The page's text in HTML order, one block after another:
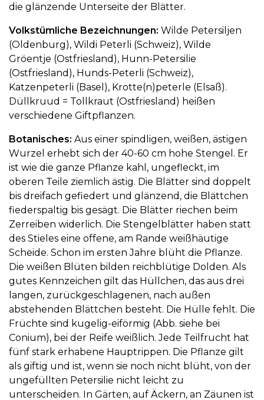
die glänzende Unterseite der Blätter.
Volkstümliche Bezeichnungen: Wilde Petersiljen
(Oldenburg), Wildi Peterli (Schweiz), Wilde
Gröentje (Ostfriesland), Hunn-Petersilie
(Ostfriesland), Hunds-Peterli (Schweiz),
Katzenpeterli (Basel), Krotte(n)peterle (Elsaß).
Düllkruud = Tollkraut (Ostfriesland) heißen
verschiedene Giftpflanzen.
Botanisches: Aus einer spindligen, weißen, ästigen
Wurzel erhebt sich der 40-60 cm hohe Stengel. Er
ist wie die ganze Pflanze kahl, ungefleckt, im
oberen Teile ziemlich ästig. Die Blätter sind doppelt
bis dreifach gefiedert und glänzend, die Blättchen
fiederspaltig bis gesägt. Die Blätter riechen beim
Zerreiben widerlich. Die Stengelblätter haben statt
des Stieles eine offene, am Rande weißhäutige
Scheide. Schon im ersten Jahre blüht die Pflanze.
Die weißen Blüten bilden reichblütige Dolden. Als
gutes Kennzeichen gilt das Hüllchen, das aus drei
langen, zurückgeschlagenen, nach außen
abstehenden Blättchen besteht. Die Hülle fehlt. Die
Früchte sind kugelig-eiförmig (Abb. siehe bei
Conium), bei der Reife weißlich. Jede Teilfrucht hat
fünf stark erhabene Hauptrippen. Die Pflanze gilt
als giftig und ist, wenn sie noch nicht blüht, von der
ungefüllten Petersilie nicht leicht zu
unterscheiden. In Gärten, auf Äckern, an Zäunen ist